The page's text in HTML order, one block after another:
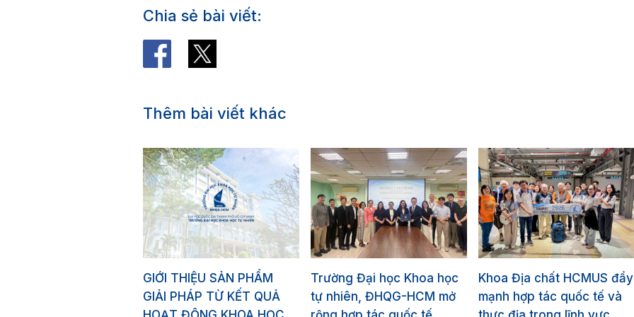
Chia sẻ bài viết:
Thêm bài viết khác
GIỚI THIỆU SẢN PHẨM
GIẢI PHÁP TỪ KẾT QUẢ
Trường Đại học Khoa học
tự nhiên, ĐHQG-HCM mở
Khoa Địa chất HCMUS đẩy
mạnh hợp tác quốc tế và